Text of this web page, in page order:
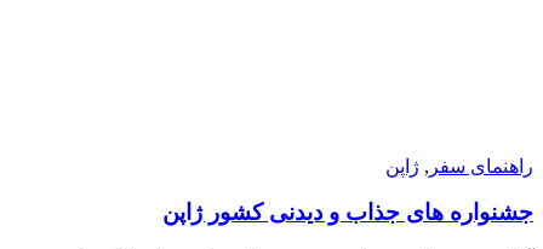
راهنمای سفر , ژاپن
جشنواره های جذاب و دیدنی کشور ژاپن